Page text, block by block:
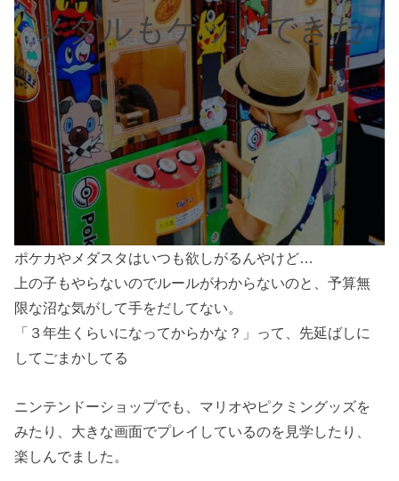
メダルもゲットできた
ポケカやメダスタはいつも欲しがるんやけど…
上の子もやらないのでルールがわからないのと、予算無
限な沼な気がして手をだしてない。
「３年生くらいになってからかな？」って、先延ばしに
してごまかしてる
ニンテンドーショップでも、マリオやピクミングッズを
みたり、大きな画面でプレイしているのを見学したり、
楽しんでました。